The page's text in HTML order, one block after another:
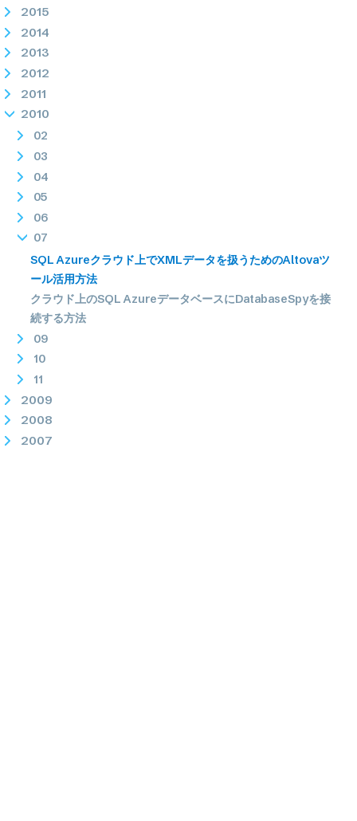
2015
2014
2013
2012
2011
2010
02
03
04
05
06
07
SQL Azureクラウド上でXMLデータを扱うためのAltovaツ
ール活用方法
クラウド上のSQL AzureデータベースにDatabaseSpyを接
続する方法
09
10
11
2009
2008
2007